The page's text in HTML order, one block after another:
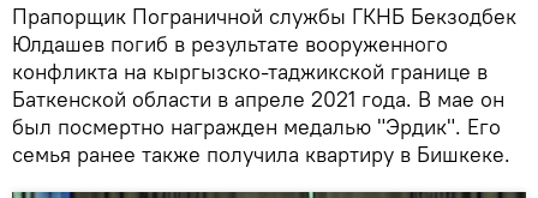
Прапорщик Пограничной службы ГКНБ Бекзодбек
Юлдашев погиб в результате вооруженного
конфликта на кыргызско-таджикской границе в
Баткенской области в апреле 2021 года. В мае он
был посмертно награжден медалью "Эрдик". Его
семья ранее также получила квартиру в Бишкеке.